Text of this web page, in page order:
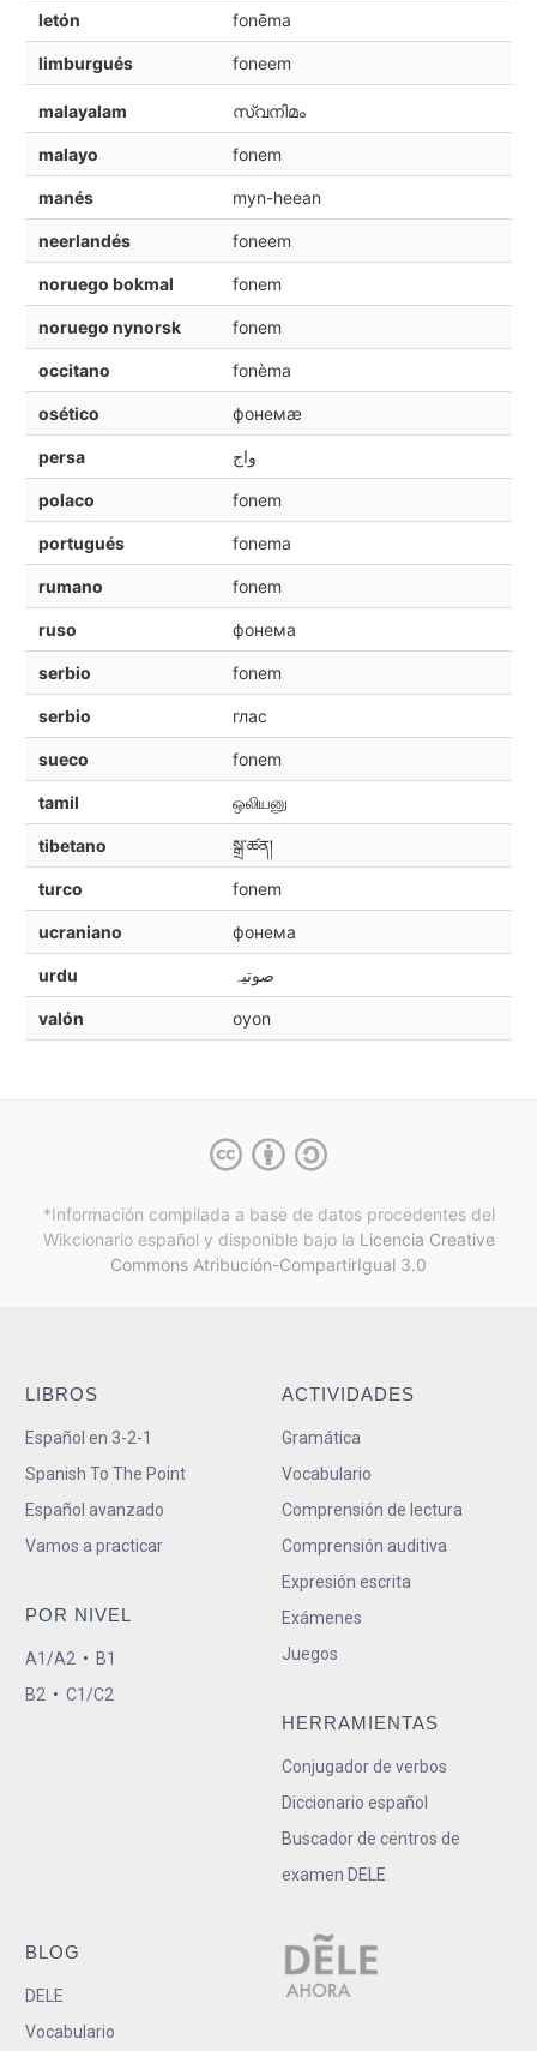
letón fonēma
limburgués foneem
malayalam സ്വനിമം
malayo fonem
manés myn-heean
neerlandés foneem
noruego bokmal fonem
noruego nynorsk fonem
occitano fonèma
osético фонемæ
persa واج
polaco fonem
portugués fonema
rumano fonem
ruso фонема
serbio fonem
serbio глас
sueco fonem
tamil ஒலியனு
tibetano སྒྲ་ཚན།
turco fonem
ucraniano фонема
urdu صوتیہ
valón oyon
*Información compilada a base de datos procedentes del
Wikcionario español y disponible bajo la Licencia Creative
Commons Atribución-CompartirIgual 3.0
LIBROS
Español en 3-2-1
Spanish To The Point
Español avanzado
Vamos a practicar
POR NIVEL
A1/A2 • B1
B2 • C1/C2
ACTIVIDADES
Gramática
Vocabulario
Comprensión de lectura
Comprensión auditiva
Expresión escrita
Exámenes
Juegos
HERRAMIENTAS
Conjugador de verbos
Diccionario español
Buscador de centros de
examen DELE
BLOG
DELE
Vocabulario